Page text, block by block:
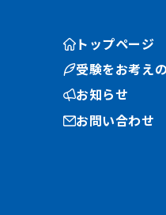
トップページ
受験をお考え
お知らせ
お問い合わせ